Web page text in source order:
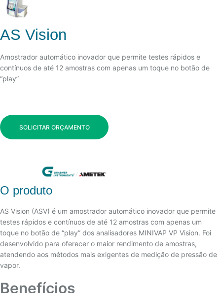
AS Vision
Amostrador automático inovador que permite testes rápidos e
contínuos de até 12 amostras com apenas um toque no botão de
“play”
SOLICITAR ORÇAMENTO
O produto
AS Vision (ASV) é um amostrador automático inovador que permite
testes rápidos e contínuos de até 12 amostras com apenas um
toque no botão de “play” dos analisadores MINIVAP VP Vision. Foi
desenvolvido para oferecer o maior rendimento de amostras,
atendendo aos métodos mais exigentes de medição de pressão de
vapor.
Benefícios